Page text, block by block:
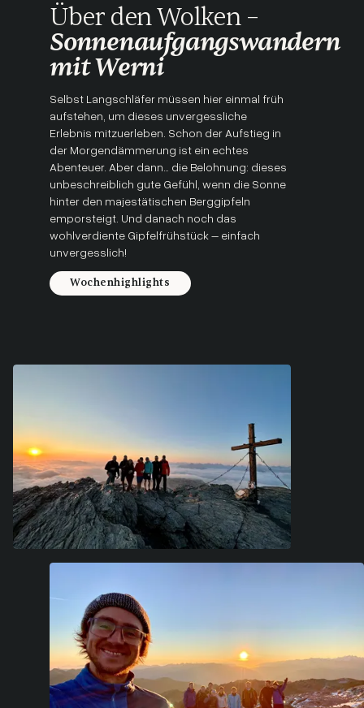
Über den Wolken –
Sonnenaufgangswandern
mit Werni
Selbst Langschläfer müssen hier einmal früh
aufstehen, um dieses unvergessliche
Erlebnis mitzuerleben. Schon der Aufstieg in
der Morgendämmerung ist ein echtes
Abenteuer. Aber dann… die Belohnung: dieses
unbeschreiblich gute Gefühl, wenn die Sonne
hinter den majestätischen Berggipfeln
emporsteigt. Und danach noch das
wohlverdiente Gipfelfrühstück – einfach
unvergesslich!
Wochenhighlights